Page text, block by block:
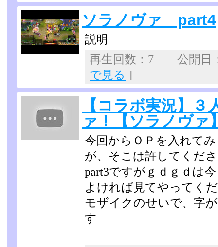
ソラノヴァ part4
説明
再生回数：7 公開
で見る ]
【コラボ実況】
ァ！【ソラノヴァ
今回からＯＰを入れて
が、そこは許してくだ
part3ですがｇｄｇｄは
よければ見てやってく
モザイクのせいで、字
す